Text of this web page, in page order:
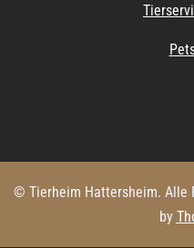
© Tierheim Hattersheim. Alle
by